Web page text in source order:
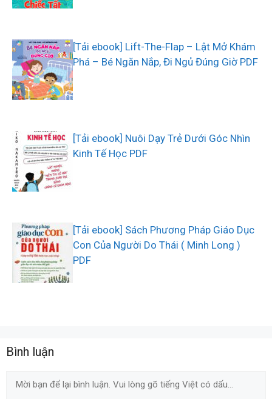
[Tải ebook] Lift-The-Flap – Lật Mở Khám
Phá – Bé Ngăn Nắp, Đi Ngủ Đúng Giờ PDF
[Tải ebook] Nuôi Dạy Trẻ Dưới Góc Nhìn
Kinh Tế Học PDF
[Tải ebook] Sách Phương Pháp Giáo Dục
Con Của Người Do Thái ( Minh Long )
PDF
Bình luận
Comment